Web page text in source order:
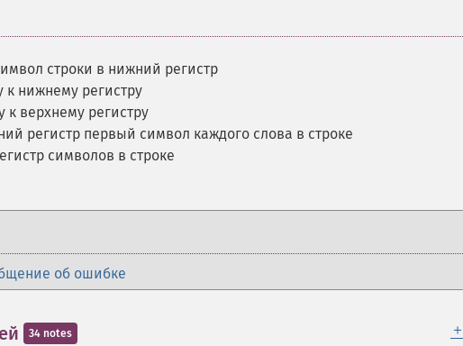
строки в нижний регистр
к нижнему регистру
к верхнему регистру
регистр первый символ каждого слова в строке
символов в строке
об ошибке
＋
34 notes